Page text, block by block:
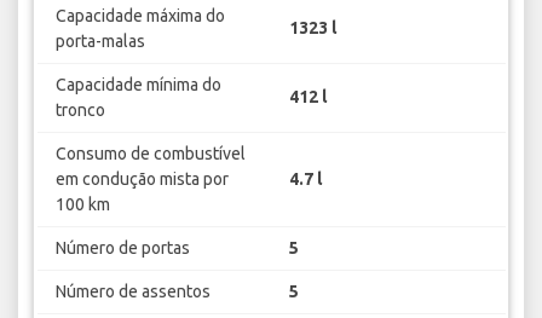
Capacidade máxima do
porta-malas
1323 l
Capacidade mínima do
tronco
412 l
Consumo de combustível
em condução mista por
100 km
4.7 l
Número de portas 5
Número de assentos 5